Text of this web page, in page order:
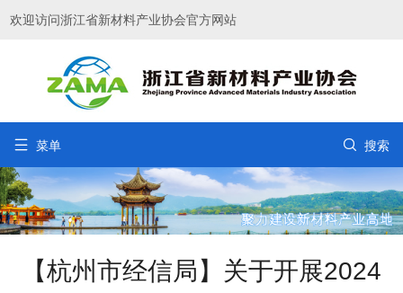
欢迎访问浙江省新材料产业协会官方网站
 菜单  搜索
【杭州市经信局】关于开展2024